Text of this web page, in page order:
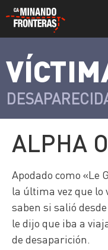
Víctimas y
victimarios
Portada
ALPHA
Apodado como «Le
la última vez que lo
saben si salió
le dijo que iba a
de desaparición.